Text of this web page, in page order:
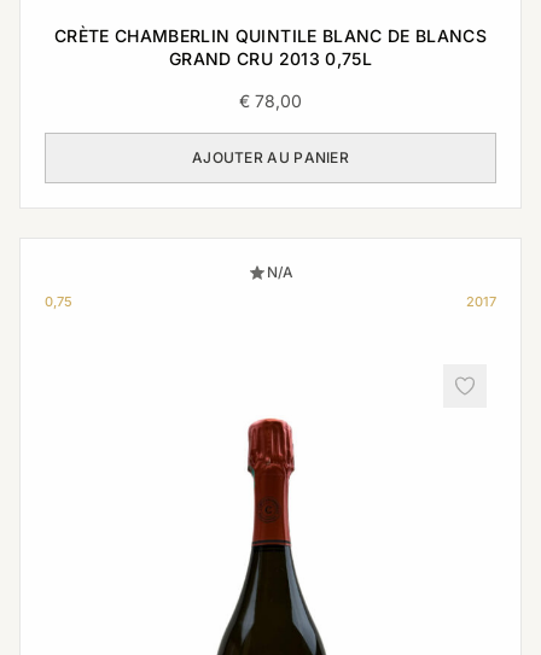
CRÈTE CHAMBERLIN QUINTILE BLANC DE BLANCS
GRAND CRU 2013 0,75L
€ 78,00
AJOUTER AU PANIER
N/A
0,75 2017